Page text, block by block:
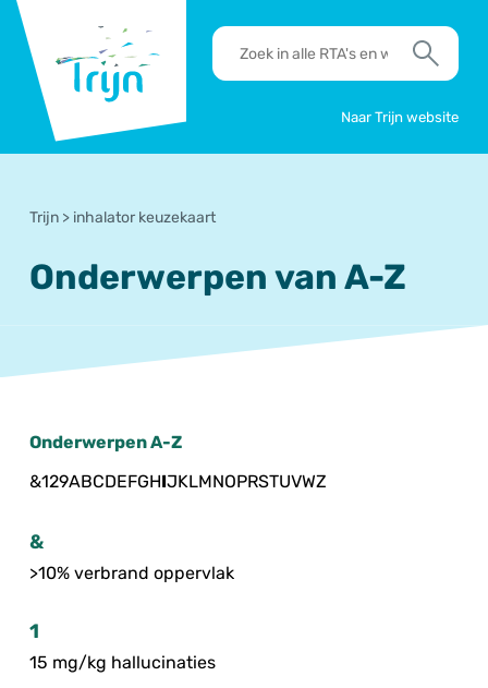
Trijn
RTA's
en
Zoek
Naar Trijn website
Trijn > inhalator keuzekaart
Onderwerpen van A-Z
Onderwerpen A-Z
&129ABCDEFGHIJKLMNOPRSTUVWZ
&
>10% verbrand oppervlak
1
15 mg/kg hallucinaties